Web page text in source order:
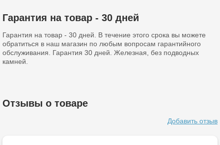
Гарантия на товар - 30 дней
Гарантия на товар - 30 дней. В течение этого срока вы можете
обратиться в наш магазин по любым вопросам гарантийного
обслуживания. Гарантия 30 дней. Железная, без подводных
камней.
Отзывы о товаре
Добавить отзыв